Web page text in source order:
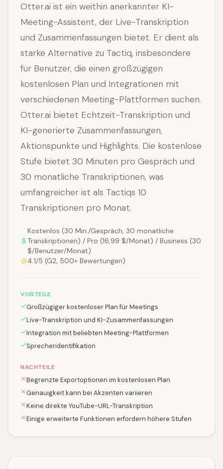
Otter.ai ist ein weithin anerkannter KI-
Meeting-Assistent, der Live-Transkription
und Zusammenfassungen bietet. Er dient als
starke Alternative zu Tactiq, insbesondere
für Benutzer, die einen großzügigen
kostenlosen Plan und Integrationen mit
verschiedenen Meeting-Plattformen suchen.
Otter.ai bietet Echtzeit-Transkription und
KI-generierte Zusammenfassungen,
Aktionspunkte und Highlights. Die kostenlose
Stufe bietet 30 Minuten pro Gespräch und
30 monatliche Transkriptionen, was
umfangreicher ist als Tactiqs 10
Transkriptionen pro Monat.
Kostenlos (30 Min./Gespräch, 30 monatliche
Transkriptionen) / Pro (16,99 $/Monat) / Business (30
$/Benutzer/Monat)
4.1/5 (G2, 500+ Bewertungen)
VORTEILE
Großzügiger kostenloser Plan für Meetings
Live-Transkription und KI-Zusammenfassungen
Integration mit beliebten Meeting-Plattformen
Sprecheridentifikation
NACHTEILE
Begrenzte Exportoptionen im kostenlosen Plan
Genauigkeit kann bei Akzenten variieren
Keine direkte YouTube-URL-Transkription
Einige erweiterte Funktionen erfordern höhere Stufen